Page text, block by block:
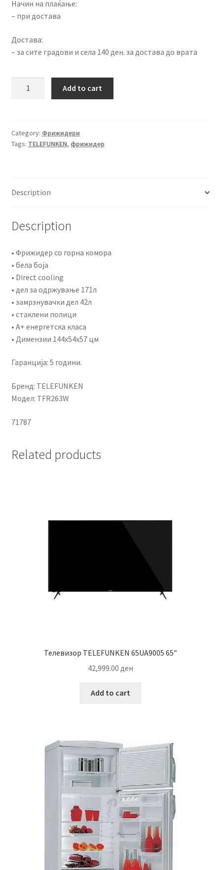
Начин на плаќање:
– при достава
Достава:
– за сите градови и села 140 ден. за достава до врата
TELEFUNKEN
TFR263W
Add to cart
Category: Фрижидери
Tags: TELEFUNKEN, фрижидер
Description
Description
• Фрижидер со горна комора
• бела боја
• Direct cooling
• дел за одржување 171л
• замрзнувачки дел 42л
• стаклени полици
• А+ енергетска класа
• Димензии 144x54x57 цм
Гаранција: 5 години.
Бренд: TELEFUNKEN
Модел: TFR263W
71787
Related products
Телевизор TELEFUNKEN 65UA9005 65″
42,999.00 ден
Add to cart